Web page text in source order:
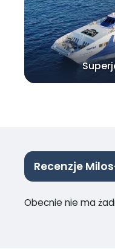
Recenzje
Obecnie nie ma